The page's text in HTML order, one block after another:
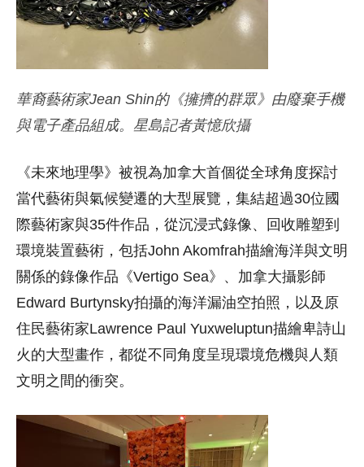
華裔藝術家Jean Shin的《擁擠的群眾》由廢棄手機
與電子產品組成。星島記者黃憶欣攝
《未來地理學》 被視為加拿大首個從全球角度探討
當代藝術與氣候變遷的大型展覽，集結超過30位國
際藝術家與35件作品，從沉浸式錄像、回收雕塑到
環境裝置藝術，包括John Akomfrah描繪海洋與文明
關係的錄像作品《Vertigo Sea》、加拿大攝影師
Edward Burtynsky拍攝的海洋漏油空拍照，以及原
住民藝術家Lawrence Paul Yuxweluptun描繪卑詩山
火的大型畫作，都從不同角度呈現環境危機與人類
文明之間的衝突。